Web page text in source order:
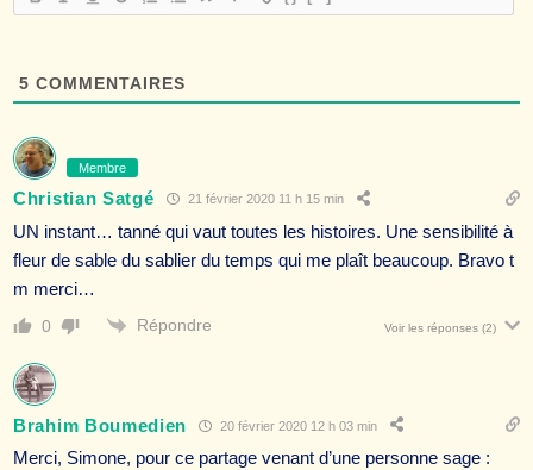
5 COMMENTAIRES
Membre
Christian Satgé 21 février 2020 11 h 15 min
UN instant… tanné qui vaut toutes les histoires. Une sensibilité à
fleur de sable du sablier du temps qui me plaît beaucoup. Bravo t
m merci…
0 Répondre Voir les réponses (2)
Brahim Boumedien 20 février 2020 12 h 03 min
Merci, Simone, pour ce partage venant d’une personne sage :